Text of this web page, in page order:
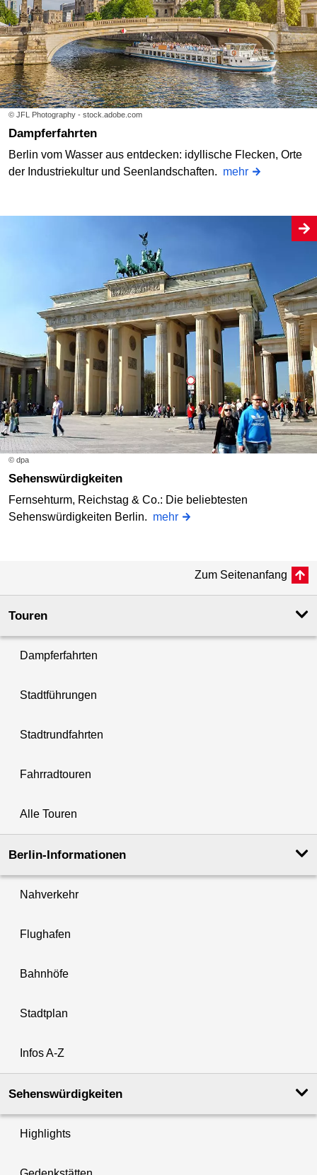
© JFL Photography - stock.adobe.com
Dampferfahrten
Berlin vom Wasser aus entdecken: idyllische Flecken, Orte
der Industriekultur und Seenlandschaften. mehr
© dpa
Sehenswürdigkeiten
Fernsehturm, Reichstag & Co.: Die beliebtesten
Sehenswürdigkeiten Berlin. mehr
Zum Seitenanfang
Touren
Dampferfahrten
Stadtführungen
Stadtrundfahrten
Fahrradtouren
Alle Touren
Berlin-Informationen
Nahverkehr
Flughafen
Bahnhöfe
Stadtplan
Infos A-Z
Sehenswürdigkeiten
Highlights